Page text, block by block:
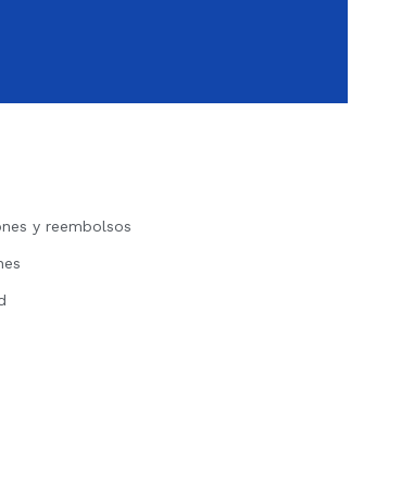
y reembolsos